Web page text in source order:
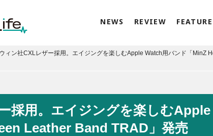
NEWS REVIEW FEATURE
ィン社CXLレザー採用。エイジングを楽しむApple Watch用バンド「MinZ
採用。エイジングを楽しむ
Leather Band TRAD」発売